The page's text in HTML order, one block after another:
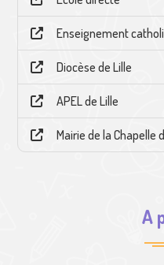
Enseignement
Diocèse de Lille
APEL de Lille
Mairie de la Chapelle
A